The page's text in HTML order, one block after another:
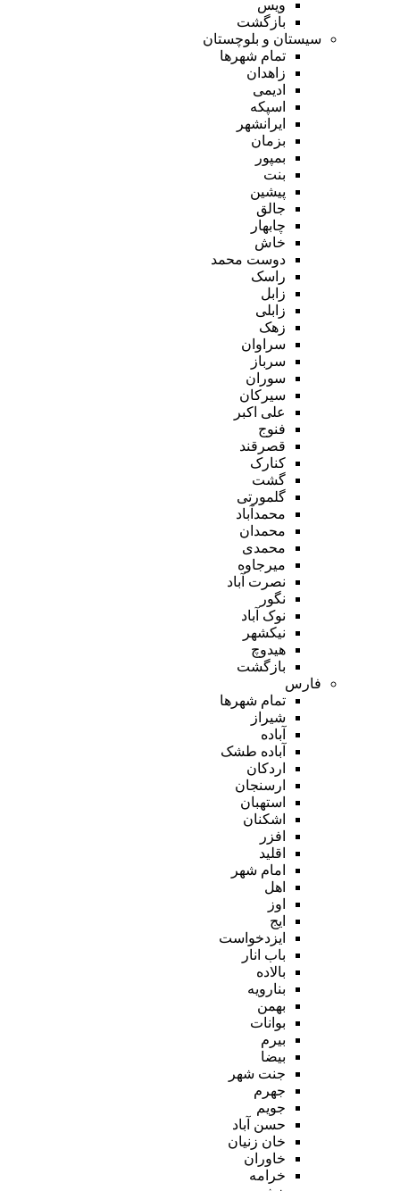
ویس
بازگشت
سیستان و بلوچستان
تمام شهر‌ها
زاهدان
ادیمی
اسپکه
ایرانشهر
بزمان
بمپور
بنت
پیشین
جالق
چابهار
خاش
دوست محمد
راسک
زابل
زابلی
زهک
سراوان
سرباز
سوران
سیرکان
علی اکبر
فنوج
قصرقند
کنارک
گشت
گلمورتی
محمدآباد
محمدان
محمدی
میرجاوه
نصرت آباد
نگور
نوک آباد
نیکشهر
هیدوچ
بازگشت
فارس
تمام شهر‌ها
شیراز
آباده
آباده طشک
اردکان
ارسنجان
استهبان
اشکنان
افزر
اقلید
امام شهر
اهل
اوز
ایج
ایزدخواست
باب انار
بالاده
بنارویه
بهمن
بوانات
بیرم
بیضا
جنت شهر
جهرم
جویم
حسن آباد
خان زنیان
خاوران
خرامه